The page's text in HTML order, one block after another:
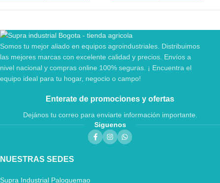
Somos tu mejor aliado en equipos agroindustriales. Distribuimos
las mejores marcas con excelente calidad y precios. Envíos a
nivel nacional y compras online 100% seguras. ¡ Encuentra el
equipo ideal para tu hogar, negocio o campo!
Enterate de promociones y ofertas
Dejános tu correo para enviarte información importante.
Siguenos
NUESTRAS SEDES
Supra Industrial Paloquemao